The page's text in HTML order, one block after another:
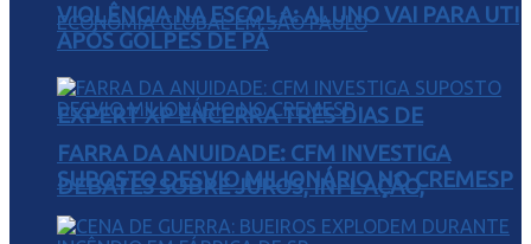
EXPERT XP ENCERRA TRÊS DIAS DE
DEBATES SOBRE JUROS, INFLAÇÃO,
VIOLÊNCIA NA ESCOLA: ALUNO VAI PARA UTI
APÓS GOLPES DE PÁ
FARRA DA ANUIDADE: CFM INVESTIGA
SUPOSTO DESVIO MILIONÁRIO NO CREMESP